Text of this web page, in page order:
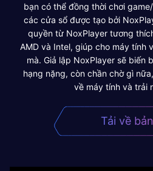
bạn có thể đồng thời chơi
các cửa sổ được tạo bởi
quyền từ NoxPlayer tương
AMD và Intel, giúp cho máy tính
mà. Giả lập NoxPlayer sẽ biến
hạng nặng, còn chần chờ gì
về máy tính và trải
Tải về